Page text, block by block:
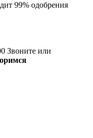
99% одобрения
Звоните или